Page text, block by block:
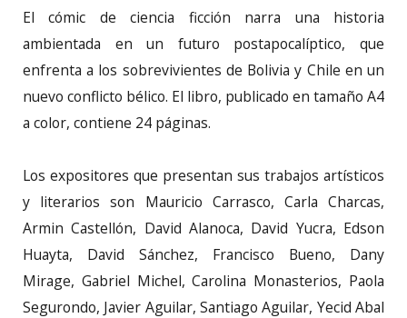
El cómic de ciencia ficción narra una historia
ambientada en un futuro postapocalíptico, que
enfrenta a los sobrevivientes de Bolivia y Chile en un
nuevo conflicto bélico. El libro, publicado en tamaño A4
a color, contiene 24 páginas.
Los expositores que presentan sus trabajos artísticos
y literarios son Mauricio Carrasco, Carla Charcas,
Armin Castellón, David Alanoca, David Yucra, Edson
Huayta, David Sánchez, Francisco Bueno, Dany
Mirage, Gabriel Michel, Carolina Monasterios, Paola
Segurondo, Javier Aguilar, Santiago Aguilar, Yecid Abal